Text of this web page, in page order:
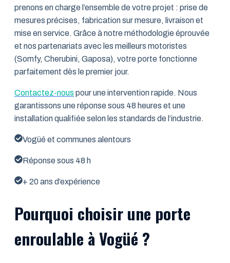
prenons en charge l’ensemble de votre projet : prise de
mesures précises, fabrication sur mesure, livraison et
mise en service. Grâce à notre méthodologie éprouvée
et nos partenariats avec les meilleurs motoristes
(Somfy, Cherubini, Gaposa), votre porte fonctionne
parfaitement dès le premier jour.
Contactez-nous pour une intervention rapide. Nous
garantissons une réponse sous 48 heures et une
installation qualifiée selon les standards de l’industrie.
Vogüé et communes alentours
Réponse sous 48 h
+ 20 ans d’expérience
Pourquoi choisir une porte
enroulable à Vogüé ?